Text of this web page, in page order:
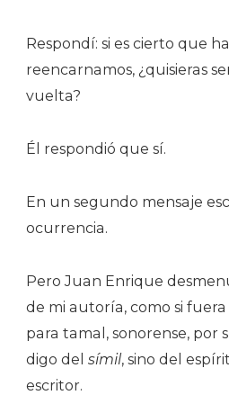
Respondí: si es cierto que
reencarnamos, ¿quisieras
vuelta?
Él respondió que sí.
En un segundo mensaje
ocurrencia.
Pero Juan Enrique
de mi autoría, como si
para tamal, sonorense, por
digo del símil, sino del
escritor.